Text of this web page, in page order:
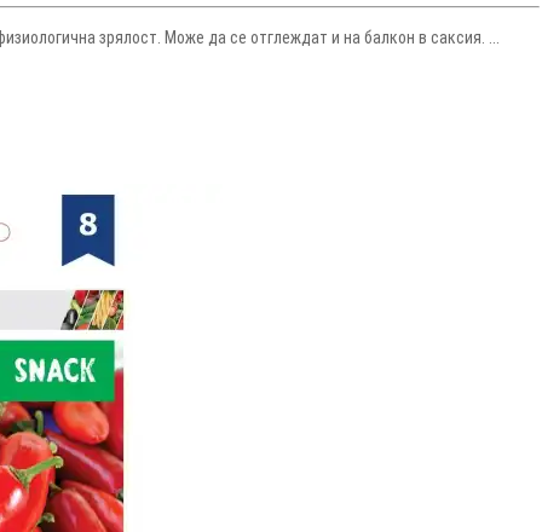
зрялост. Може да се отглеждат и на балкон в саксия. ...